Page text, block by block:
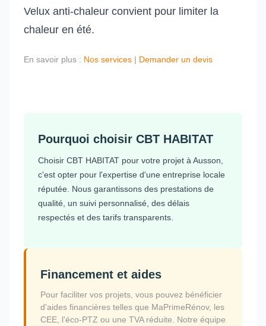
Velux anti-chaleur convient pour limiter la
chaleur en été.
En savoir plus : Nos services | Demander un devis
Pourquoi choisir CBT HABITAT
Choisir CBT HABITAT pour votre projet à Ausson,
c'est opter pour l'expertise d'une entreprise locale
réputée. Nous garantissons des prestations de
qualité, un suivi personnalisé, des délais
respectés et des tarifs transparents.
Financement et aides
Pour faciliter vos projets, vous pouvez bénéficier
d'aides financières telles que MaPrimeRénov, les
CEE, l'éco-PTZ ou une TVA réduite. Notre équipe